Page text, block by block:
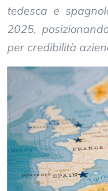
tedesca e
2025,
per credibilità